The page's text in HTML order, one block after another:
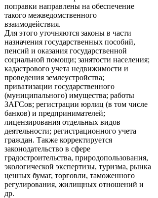
поправки направлены на обеспечение
такого межведомственного
взаимодействия.
Для этого уточняются законы в части
назначения государственных пособий,
пенсий и оказания государственной
социальной помощи; занятости населения;
кадастрового учета недвижимости и
проведения землеустройства;
приватизации государственного
(муниципального) имущества; работы
ЗАГСов; регистрации юрлиц (в том числе
банков) и предпринимателей;
лицензирования отдельных видов
деятельности; регистрационного учета
граждан. Также корректируется
законодательство в сфере
градостроительства, природопользования,
экологической экспертизы, туризма, рынка
ценных бумаг, торговли, таможенного
регулирования, жилищных отношений и
др.